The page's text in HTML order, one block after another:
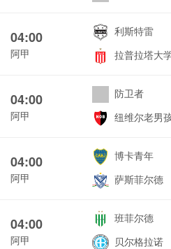
04:00
阿甲
利斯特雷
拉普拉塔大
04:00
阿甲
防卫者
纽维尔老男
04:00
阿甲
博卡青年
萨斯菲尔德
04:00
阿甲
班菲尔德
贝尔格拉诺